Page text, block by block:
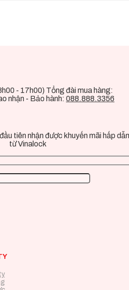
- 17h00) Tổng đài mua hàng:
nhận - Bảo hành: 088.888.3356
tiên nhận được khuyến mãi hấp dẫn
từ Vinalock